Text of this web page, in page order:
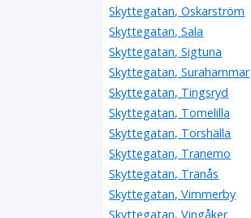
Skyttegatan, Oskarström
Skyttegatan, Sala
Skyttegatan, Sigtuna
Skyttegatan, Surahammar
Skyttegatan, Tingsryd
Skyttegatan, Tomelilla
Skyttegatan, Torshälla
Skyttegatan, Tranemo
Skyttegatan, Tranås
Skyttegatan, Vimmerby
Skyttegatan, Vingåker